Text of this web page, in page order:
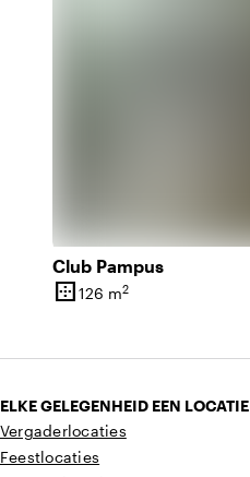
Club Pampus
border_outer
Oppervlakte
126 m2
ELKE GELEGENHEID EEN LOCATIE
Vergaderlocaties
Feestlocaties